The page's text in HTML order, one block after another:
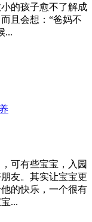
的孩子愈不了解成
且会想：“爸妈不
...
可有些宝宝，入园
友。其实让宝宝更
的快乐，一个很有
...